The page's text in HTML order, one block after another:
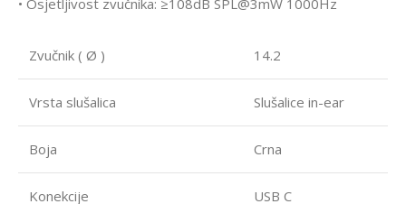
Zvučnik ( Ø ) 14.2
Vrsta slušalica Slušalice in-ear
Boja Crna
Konekcije USB C